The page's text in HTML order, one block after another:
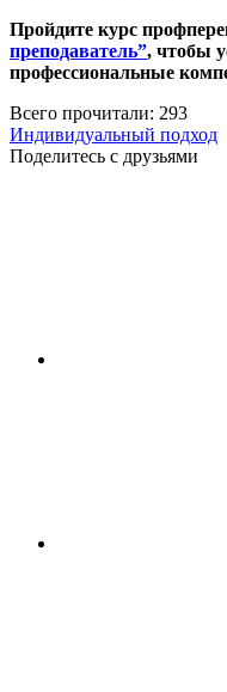
Пройдите курс
преподаватель”, чтобы
профессиональные
Всего прочитали: 293
Индивидуальный подход
Поделитесь с друзьями